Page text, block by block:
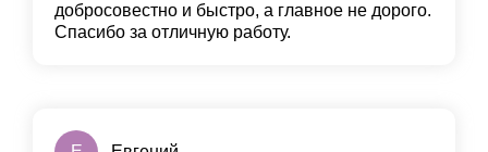
добросовестно и быстро, а главное не дорого.
Спасибо за отличную работу.